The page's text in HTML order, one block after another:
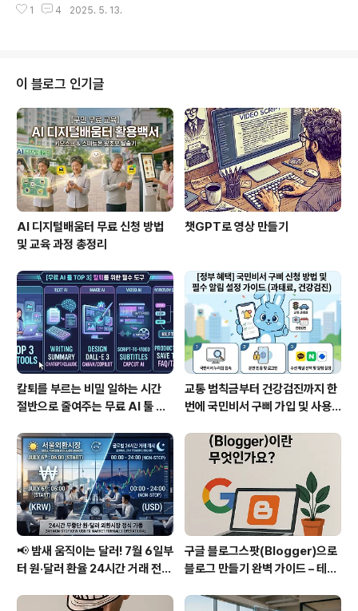
석 도구입니다.LM은 "Language Model"의 약자로..
이직 시 포트폴리오와 자기소개서에 반영하는 법 ✅ 결론:
력을 높이는 핵심 전략입니다. 기업은 더 이상 이력서만 보
지 않고, 그 사람이 가진 '가치', '스토리', '온라인 영향력' 등
을 종합적으로 평가합니다.이직 성공률을 높이기 위해서는
나만의 개인 브랜딩이 필수입니다. 이번 글에서는 이직 성
공률을 확실하게 높이는 개인 브랜딩 노하우를 단계별로
소개합..
1 4 2025. 5. 13.
이 블로그 인기글
AI 디지털배움터 무료 신청 방법
및 교육 과정 총정리
챗GPT로 영상 만들기
칼퇴를 부르는 비밀 일하는 시간
절반으로 줄여주는 무료 AI 툴 T
교통 범칙금부터 건강검진까지 한
번에 국민비서 구삐 가입 및 사용
📢 밤새 움직이는 달러! 7월 6일부
터 원·달러 환율 24시간 거래 전면
지
구글 블로그스팟(Blogger)으로
블로그 만들기 완벽 가이드 – 테마